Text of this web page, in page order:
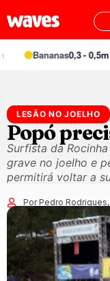
Bananas0,3 - 0,5m
LESÃO NO JOELHO
Popó
Surfista da
grave no joelho e
permitirá voltar a
Por Pedro